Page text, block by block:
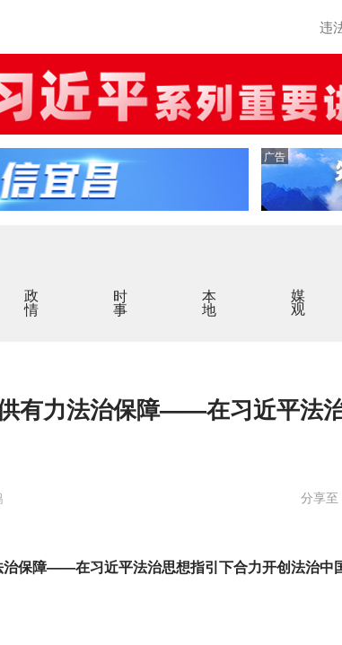
违
广告
政情 时事 本地 媒观
有力法治保障——在习近平法
分享至
保障——在习近平法治思想指引下合力开创法治中